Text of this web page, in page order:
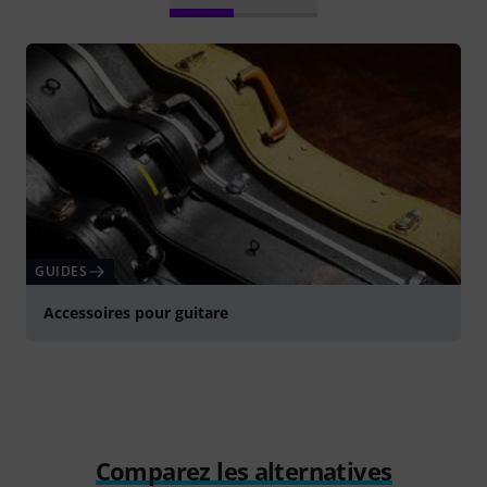
GUIDES
Accessoires pour guitare
Comparez les alternatives